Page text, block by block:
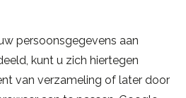
persoonsgegevens aan
kunt u zich hiertegen
van verzameling of later door